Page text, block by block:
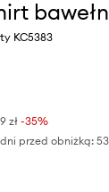
KC5383
zł-35%
przed obniżką: